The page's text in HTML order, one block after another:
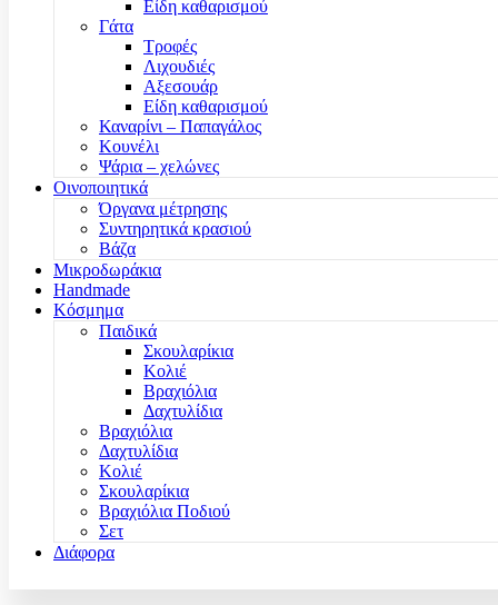
Είδη καθαρισμού
Γάτα
Τροφές
Λιχουδιές
Αξεσουάρ
Είδη καθαρισμού
Καναρίνι – Παπαγάλος
Κουνέλι
Ψάρια – χελώνες
Οινοποιητικά
Όργανα μέτρησης
Συντηρητικά κρασιού
Βάζα
Μικροδωράκια
Handmade
Κόσμημα
Παιδικά
Σκουλαρίκια
Κολιέ
Βραχιόλια
Δαχτυλίδια
Βραχιόλια
Δαχτυλίδια
Κολιέ
Σκουλαρίκια
Βραχιόλια Ποδιού
Σετ
Διάφορα